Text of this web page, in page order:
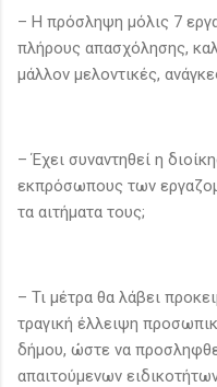
– Η πρόσληψη μόλις 7
πλήρους απασχόλησης,
μάλλον μελοντικές,
– Έχει συναντηθεί η
εκπρόσωπους των
τα αιτήματα τους;
– Τι μέτρα θα λάβει
τραγική έλλειψη
δήμου, ώστε να
απαιτούμενων